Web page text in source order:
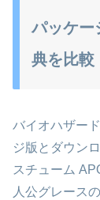
パッケー
典を比較
バイオハザー
ジ版とダウン
スチューム
人公グレース